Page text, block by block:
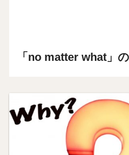
「no matter what」